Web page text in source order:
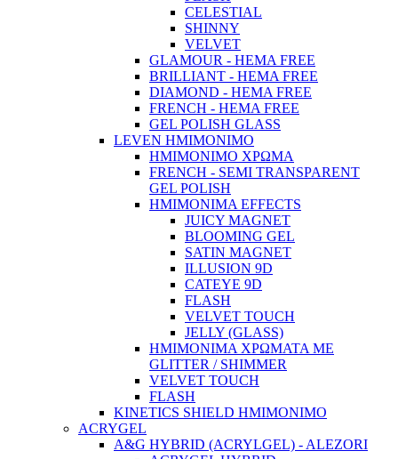
CELESTIAL
SHINNY
VELVET
GLAMOUR - HEMA FREE
BRILLIANT - HEMA FREE
DIAMOND - HEMA FREE
FRENCH - HEMA FREE
GEL POLISH GLASS
LEVEN ΗΜΙΜΟΝΙΜΟ
ΗΜΙΜΟΝΙΜΟ ΧΡΩΜΑ
FRENCH - SEMI TRANSPARENT
GEL POLISH
HMIMONIMA EFFECTS
JUICY MAGNET
BLOOMING GEL
SATIN MAGNET
ILLUSION 9D
CATEYE 9D
FLASH
VELVET TOUCH
JELLY (GLASS)
ΗΜΙΜΟΝΙΜA ΧΡΩΜΑΤΑ ΜΕ
GLITTER / SHIMMER
VELVET TOUCH
FLASH
KINETICS SHIELD ΗΜΙΜΟΝΙΜΟ
ACRYGEL
A&G HYBRID (ACRYLGEL) - ALEZORI